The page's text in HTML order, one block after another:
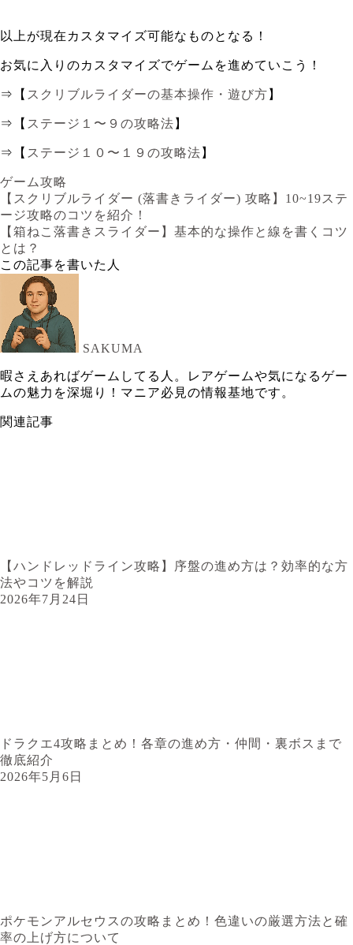
以上が現在カスタマイズ可能なものとなる！
お気に入りのカスタマイズでゲームを進めていこう！
⇒【 スクリブルライダーの基本操作・遊び方 】
⇒【 ステージ１〜９の攻略法 】
⇒【 ステージ１０〜１９の攻略法 】
ゲーム攻略
【スクリブルライダー (落書きライダー) 攻略】10~19ステ
ージ攻略のコツを紹介！
【箱ねこ落書きスライダー】基本的な操作と線を書くコツ
とは？
この記事を書いた人
SAKUMA
暇さえあればゲームしてる人。レアゲームや気になるゲー
ムの魅力を深堀り！マニア必見の情報基地です。
関連記事
【ハンドレッドライン攻略】序盤の進め方は？効率的な方
法やコツを解説
2026年7月24日
ドラクエ4攻略まとめ！各章の進め方・仲間・裏ボスまで
徹底紹介
2026年5月6日
ポケモンアルセウスの攻略まとめ！色違いの厳選方法と確
率の上げ方について